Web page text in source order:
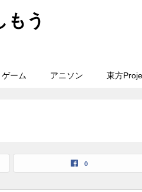
もう
ゲーム アニソン 東方
0